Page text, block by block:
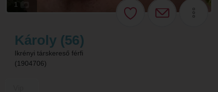
1
Károly (56)
Ikrényi társkereső férfi
(1904706)